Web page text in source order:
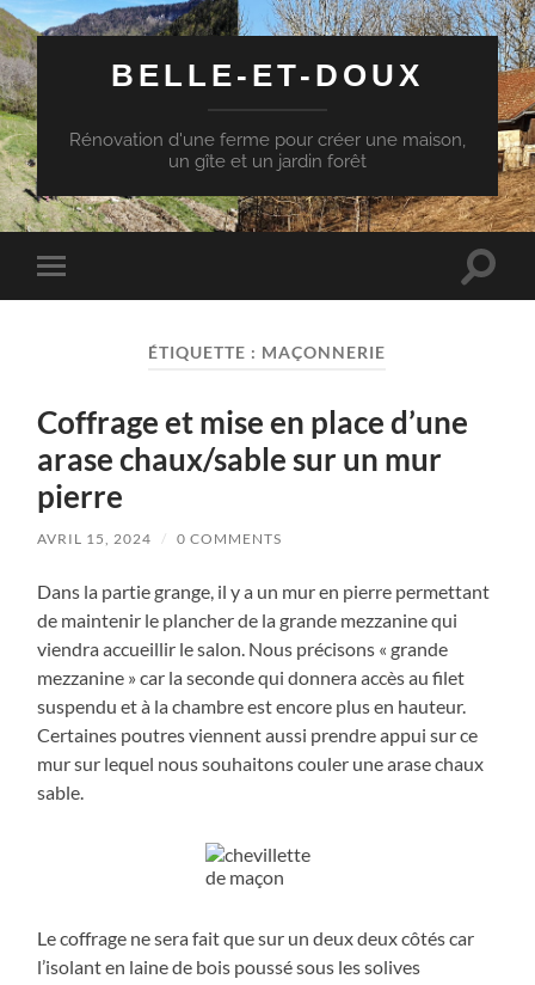
BELLE-ET-DOUX
Rénovation d'une ferme pour créer une maison,
un gîte et un jardin forêt
Toggle
mobile
Toggle
ÉTIQUETTE : MAÇONNERIE
Coffrage et mise en place d’une
arase chaux/sable sur un mur
pierre
AVRIL 15, 2024 / 0 COMMENTS
Dans la partie grange, il y a un mur en pierre permettant
de maintenir le plancher de la grande mezzanine qui
viendra accueillir le salon. Nous précisons « grande
mezzanine » car la seconde qui donnera accès au filet
suspendu et à la chambre est encore plus en hauteur.
Certaines poutres viennent aussi prendre appui sur ce
mur sur lequel nous souhaitons couler une arase chaux
sable.
Le coffrage ne sera fait que sur un deux deux côtés car
l’isolant en laine de bois poussé sous les solives